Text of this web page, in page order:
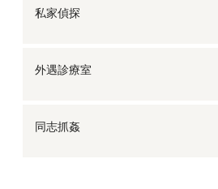
私家偵探
外遇診療室
同志抓姦